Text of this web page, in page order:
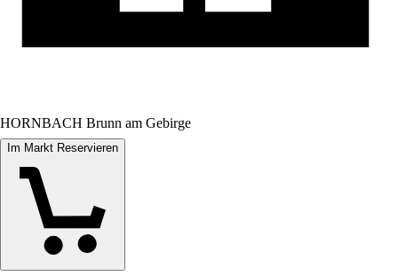
HORNBACH Brunn am Gebirge
Im Markt Reservieren